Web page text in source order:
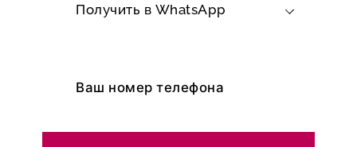
Получить в WhatsApp